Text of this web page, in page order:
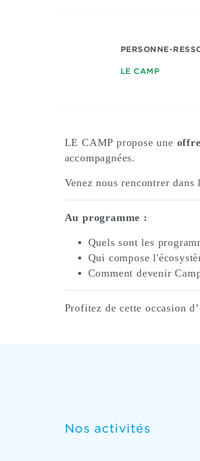
PERSONNE-
LE CAMP
LE CAMP propose une
accompagnées.
Venez nous rencontrer dans
Au programme :
Quels sont les
Qui compose
Comment devenir
Profitez de cette occasion
Nos activités